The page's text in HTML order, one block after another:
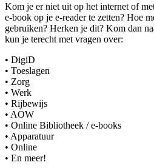
Kom je er niet uit op het internet of
e-book op je e-reader te zetten? Hoe
gebruiken? Herken je dit? Kom dan
kun je terecht met vragen over:
• DigiD
• Toeslagen
• Zorg
• Werk
• Rijbewijs
• AOW
• Online Bibliotheek / e-books
• Apparatuur
• Online
• En meer!